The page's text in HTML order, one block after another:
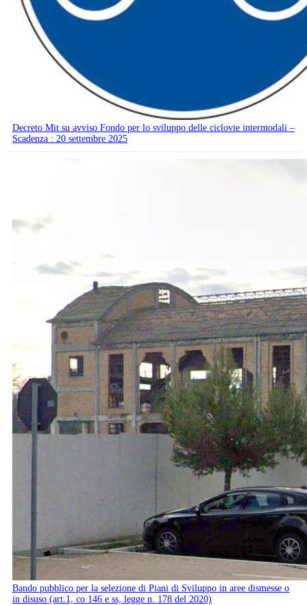
Decreto Mit su avviso Fondo per lo sviluppo delle ciclovie intermodali –
Scadenza : 20 settembre 2025
Bando pubblico per la selezione di Piani di Sviluppo in aree dismesse o
in disuso (art.1, co 146 e ss, legge n. 178 del 2020)